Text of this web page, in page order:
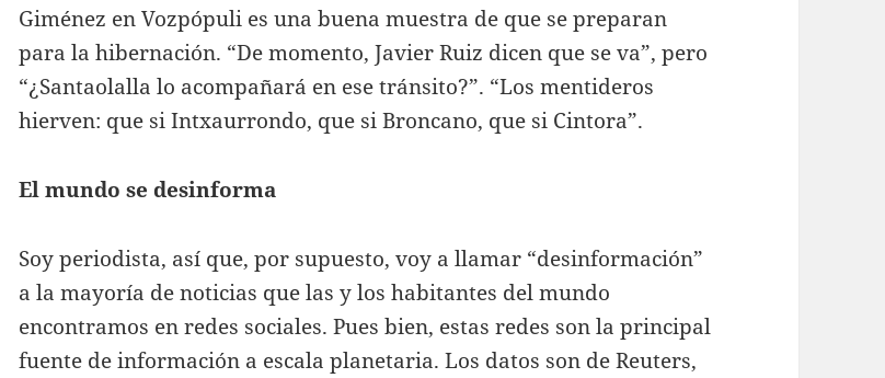
Giménez en Vozpópuli es una buena muestra de que se preparan
para la hibernación. “De momento, Javier Ruiz dicen que se va”, pero
“¿Santaolalla lo acompañará en ese tránsito?”. “Los mentideros
hierven: que si Intxaurrondo, que si Broncano, que si Cintora”.
El mundo se desinforma
Soy periodista, así que, por supuesto, voy a llamar “desinformación”
a la mayoría de noticias que las y los habitantes del mundo
encontramos en redes sociales. Pues bien, estas redes son la principal
fuente de información a escala planetaria. Los datos son de Reuters,